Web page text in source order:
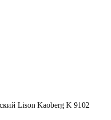
Lison Kaoberg K 9102